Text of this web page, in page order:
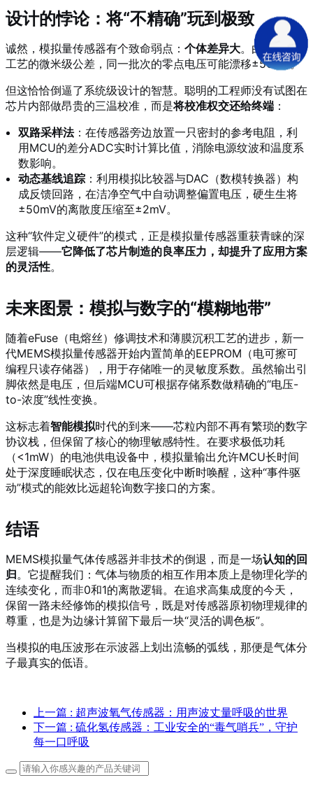
设计的悖论：将“不精确”玩到极致
诚然，模拟量传感器有个致命弱点： 个体差异大。由于MEMS
工艺的微米级公差，同一批次的零点电压可能漂移±50mV。
但这恰恰倒逼了系统级设计的智慧。聪明的工程师没有试图在
芯片内部做昂贵的三温校准，而是将校准权交还给终端 ：
双路采样法：在传感器旁边放置一只密封的参考电阻，利
用MCU的差分ADC实时计算比值，消除电源纹波和温度系
数影响。
动态基线追踪 ：利用模拟比较器与DAC（数模转换器）构
成反馈回路，在洁净空气中自动调整偏置电压，硬生生将
±50mV的离散度压缩至±2mV。
这种“软件定义硬件”的模式，正是模拟量传感器重获青睐的深
层逻辑——它降低了芯片制造的良率压力，却提升了应用方案
的灵活性。
未来图景：模拟与数字的“模糊地带”
随着eFuse（电熔丝）修调技术和薄膜沉积工艺的进步，新一
代MEMS模拟量传感器开始内置简单的EEPROM（电可擦可
编程只读存储器），用于存储唯一的灵敏度系数。虽然输出引
脚依然是电压，但后端MCU可根据存储系数做精确的“电压-
to-浓度”线性变换。
这标志着智能模拟时代的到来——芯粒内部不再有繁琐的数字
协议栈，但保留了核心的物理敏感特性。在要求极低功耗
（<1mW）的电池供电设备中，模拟量输出允许MCU长时间
处于深度睡眠状态，仅在电压变化中断时唤醒，这种“事件驱
动”模式的能效比远超轮询数字接口的方案。
结语
MEMS模拟量气体传感器并非技术的倒退，而是一场认知的回
归。它提醒我们：气体与物质的相互作用本质上是物理化学的
连续变化，而非0和1的离散逻辑。在追求高集成度的今天，
保留一路未经修饰的模拟信号，既是对传感器原初物理规律的
尊重，也是为边缘计算留下最后一块“灵活的调色板”。
当模拟的电压波形在示波器上划出流畅的弧线，那便是气体分
子最真实的低语。
上一篇 : 超声波氧气传感器：用声波丈量呼吸的世界
下一篇 : 硫化氢传感器：工业安全的“毒气哨兵”，守护
每一口呼吸